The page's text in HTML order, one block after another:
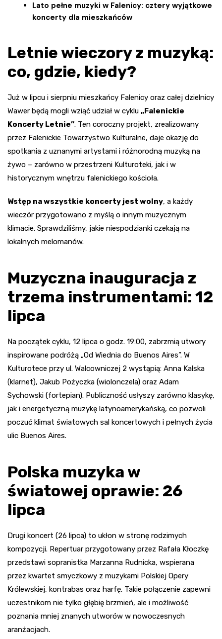
Lato pełne muzyki w Falenicy: cztery wyjątkowe
koncerty dla mieszkańców
Letnie wieczory z muzyką:
co, gdzie, kiedy?
Już w lipcu i sierpniu mieszkańcy Falenicy oraz całej dzielnicy
Wawer będą mogli wziąć udział w cyklu „Falenickie
Koncerty Letnie”. Ten coroczny projekt, zrealizowany
przez Falenickie Towarzystwo Kulturalne, daje okazję do
spotkania z uznanymi artystami i różnorodną muzyką na
żywo – zarówno w przestrzeni Kulturoteki, jak i w
historycznym wnętrzu falenickiego kościoła.
Wstęp na wszystkie koncerty jest wolny, a każdy
wieczór przygotowano z myślą o innym muzycznym
klimacie. Sprawdziliśmy, jakie niespodzianki czekają na
lokalnych melomanów.
Muzyczna inauguracja z
trzema instrumentami: 12
lipca
Na początek cyklu, 12 lipca o godz. 19:00, zabrzmią utwory
inspirowane podróżą „Od Wiednia do Buenos Aires”. W
Kulturotece przy ul. Walcowniczej 2 wystąpią: Anna Kalska
(klarnet), Jakub Pożyczka (wiolonczela) oraz Adam
Sychowski (fortepian). Publiczność usłyszy zarówno klasykę,
jak i energetyczną muzykę latynoamerykańską, co pozwoli
poczuć klimat światowych sal koncertowych i pełnych życia
ulic Buenos Aires.
Polska muzyka w
światowej oprawie: 26
lipca
Drugi koncert (26 lipca) to ukłon w stronę rodzimych
kompozycji. Repertuar przygotowany przez Rafała Kłoczkę
przedstawi sopranistka Marzanna Rudnicka, wspierana
przez kwartet smyczkowy z muzykami Polskiej Opery
Królewskiej, kontrabas oraz harfę. Takie połączenie zapewni
uczestnikom nie tylko głębię brzmień, ale i możliwość
poznania mniej znanych utworów w nowoczesnych
aranżacjach.